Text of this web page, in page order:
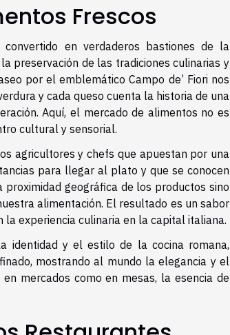
Frescos
en verdaderos bastiones de la
preservación de las tradiciones culinarias y
por el emblemático Campo de’ Fiori nos
y cada queso cuenta la historia de una
Aquí, el mercado de alimentos no es
cultural y sensorial.
agricultores y chefs que apuestan por una
para llegar al plato y que se conocen
geográfica de los productos sino
alimentación. El resultado es un sabor
experiencia culinaria en la capital italiana.
identidad y el estilo de la cocina romana,
mostrando al mundo la elegancia y el
mercados como en mesas, la esencia de